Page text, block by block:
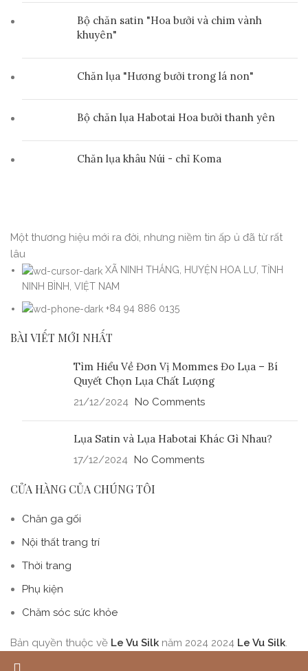
Bộ chăn satin "Hoa bưởi và chim vành
khuyên"
Chăn lụa "Hương bưởi trong lá non"
Bộ chăn lụa Habotai Hoa bưởi thanh yên
Chăn lụa khâu Núi - chỉ Koma
Một thương hiệu mới ra đời, nhưng niềm tin ấp ủ đã từ rất
lâu
XÃ NINH THẮNG, HUYỆN HOA LƯ, TỈNH
NINH BÌNH, VIỆT NAM
+84 94 886 0135
BÀI VIẾT MỚI NHẤT
Tìm Hiểu Về Đơn Vị Mommes Đo Lụa – Bí
Quyết Chọn Lụa Chất Lượng
21/12/2024 No Comments
Lụa Satin và Lụa Habotai Khác Gì Nhau?
17/12/2024 No Comments
CỬA HÀNG CỦA CHÚNG TÔI
Chăn ga gối
Nội thất trang trí
Thời trang
Phụ kiện
Chăm sóc sức khỏe
Bản quyền thuộc về Le Vu Silk năm 2024 2024 Le Vu Silk.